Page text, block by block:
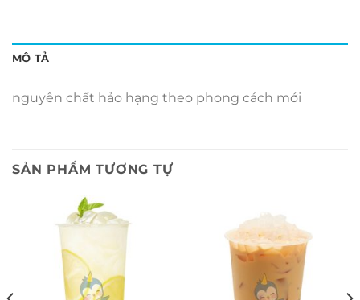
MÔ TẢ
nguyên chất hảo hạng theo phong cách mới
SẢN PHẨM TƯƠNG TỰ